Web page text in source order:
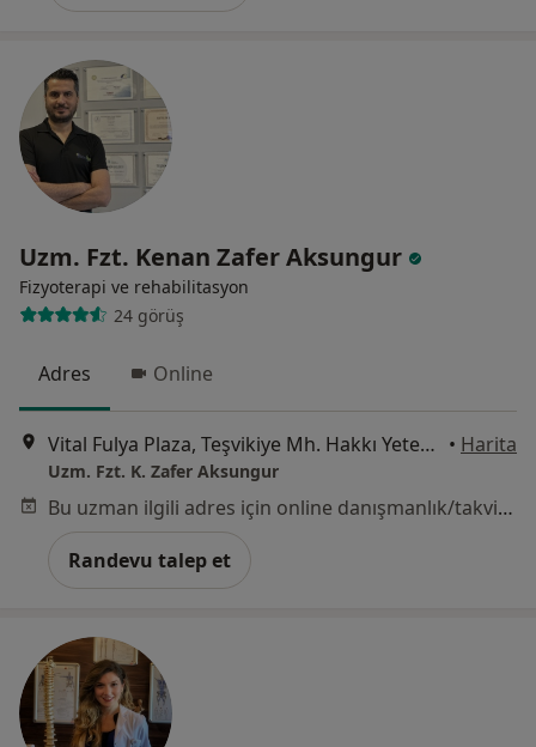
Uzm. Fzt. Kenan Zafer Aksungur
Fizyoterapi ve rehabilitasyon
24 görüş
Adres Online
Vital Fulya Plaza, Teşvikiye Mh. Hakkı Yeten Cd. No:23, Kat:9, İstanbul • Harita
Uzm. Fzt. K. Zafer Aksungur
Bu uzman ilgili adres için online danışmanlık/takvim sunmuyor.
Randevu talep et